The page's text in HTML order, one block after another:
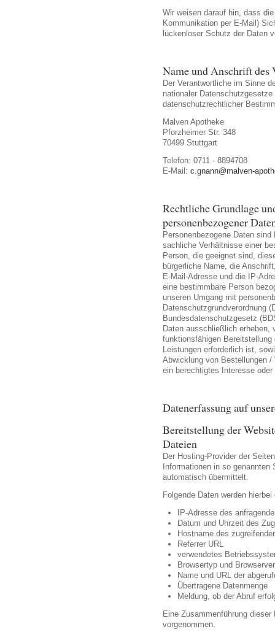
Wir weisen darauf hin, dass
Kommunikation per E-Mail)
lückenloser Schutz der Daten
Name und Anschrift des
Der Verantwortliche im Sinne
nationaler
datenschutzrechtlicher
Malven Apotheke
Pforzheimer Str. 348
70499 Stuttgart
Telefon: 0711 - 8894708
E-Mail: c.gnann@malven-
Rechtliche Grundlage
personenbezogener
Personenbezogene Daten
sachliche Verhältnisse einer
Person, die geeignet sind,
bürgerliche Name, die
E-Mail-Adresse und die IP-
eine bestimmbare Person
unseren Umgang mit
Datenschutzgrundverordnung
Bundesdatenschutzgesetz
Daten ausschließlich erheben,
funktionsfähigen
Leistungen erforderlich ist,
Abwicklung von Bestellungen /
ein berechtigtes Interesse
Datenerfassung auf
Bereitstellung der
Dateien
Der Hosting-Provider der
Informationen in so
automatisch übermittelt.
Folgende Daten werden hierbei
IP-Adresse des
Datum und Uhrzeit des
Hostname des
Referrer URL
verwendetes
Browsertyp und
Name und URL der
Übertragene Datenmenge
Meldung, ob der Abruf
Eine Zusammenführung
vorgenommen.